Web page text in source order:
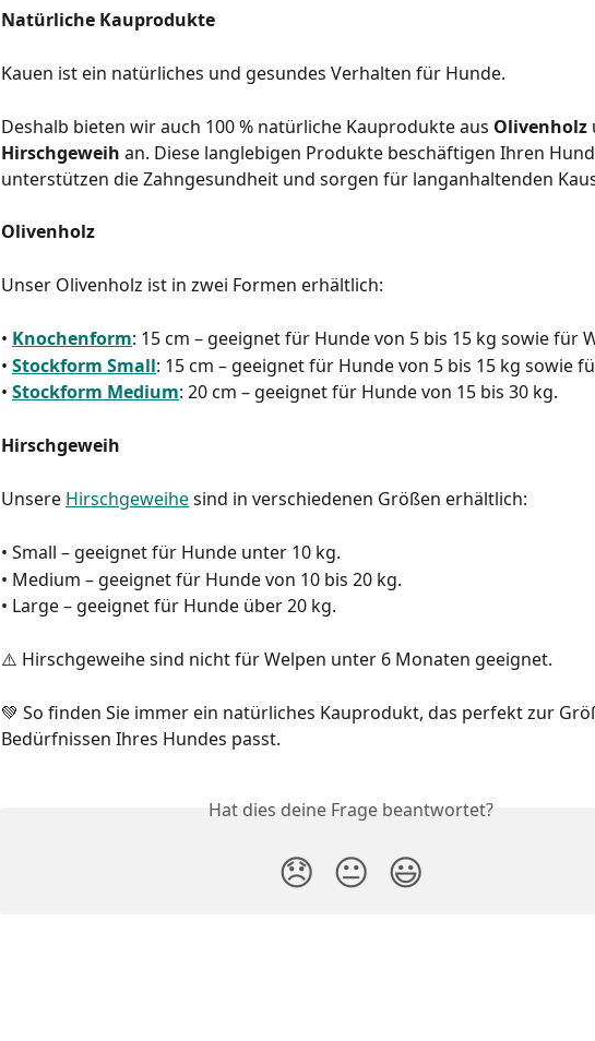
Natürliche Kauprodukte
Kauen ist ein natürliches und gesundes Verhalten für Hunde.
Deshalb bieten wir auch 100 % natürliche Kauprodukte aus Olivenholz
Hirschgeweih an. Diese langlebigen Produkte beschäftigen Ihren
unterstützen die Zahngesundheit und sorgen für langanhaltenden
Olivenholz
Unser Olivenholz ist in zwei Formen erhältlich:
• Knochenform: 15 cm – geeignet für Hunde von 5 bis 15 kg sowie für
• Stockform Small: 15 cm – geeignet für Hunde von 5 bis 15 kg sowie
• Stockform Medium: 20 cm – geeignet für Hunde von 15 bis 30 kg.
Hirschgeweih
Unsere Hirschgeweihe sind in verschiedenen Größen erhältlich:
• Small – geeignet für Hunde unter 10 kg.
• Medium – geeignet für Hunde von 10 bis 20 kg.
• Large – geeignet für Hunde über 20 kg.
⚠️ Hirschgeweihe sind nicht für Welpen unter 6 Monaten geeignet.
💚 So finden Sie immer ein natürliches Kauprodukt, das perfekt zur
Bedürfnissen Ihres Hundes passt.
Hat dies deine Frage beantwortet?
😞 😐 😃